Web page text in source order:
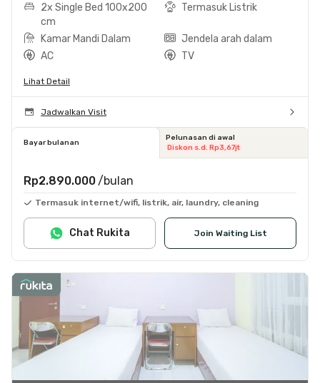
2x Single Bed 100x200
cm
Termasuk Listrik
Kamar Mandi Dalam
Jendela arah dalam
AC
TV
Lihat Detail
Jadwalkan Visit
Bayar bulanan
Pelunasan di awal
Diskon s.d. Rp3,67jt
Rp2.890.000 /bulan
Termasuk internet/wifi, listrik, air, laundry, cleaning
Join Waiting List
Chat Rukita